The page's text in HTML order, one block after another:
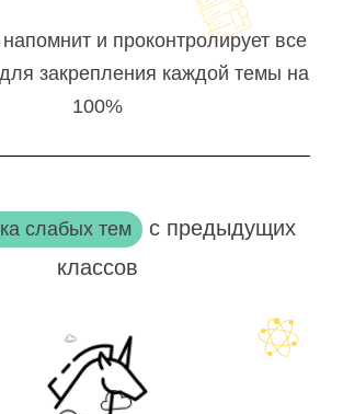
и проконтролирует все
закрепления каждой темы на
100%
слабых тем с предыдущих
классов